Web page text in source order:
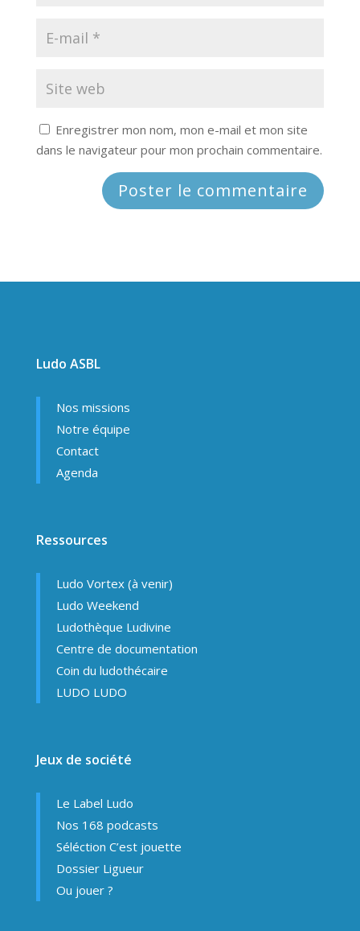
Enregistrer mon nom, mon e-mail et mon site
dans le navigateur pour mon prochain commentaire.
Ludo ASBL
Nos missions
Notre équipe
Contact
Agenda
Ressources
Ludo Vortex (à venir)
Ludo Weekend
Ludothèque Ludivine
Centre de documentation
Coin du ludothécaire
LUDO LUDO
Jeux de société
Le Label Ludo
Nos 168 podcasts
Séléction C’est jouette
Dossier Ligueur
Ou jouer ?